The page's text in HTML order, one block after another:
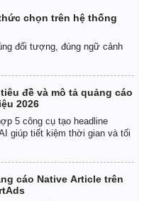
tô - Xe máy
chọn trên hệ thống
đối tượng, đúng ngữ cảnh
đề và mô tả quảng cáo
2026
5 công cụ tạo headline
giúp tiết kiệm thời gian và tối
cáo Native Article trên